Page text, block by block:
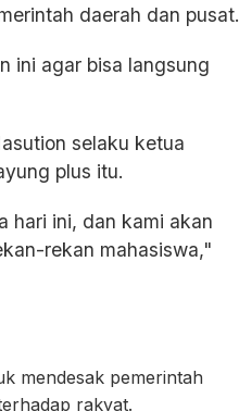
daerah dan pusat.
ini agar bisa langsung
selaku ketua
plus itu.
hari ini, dan kami akan
rekan mahasiswa,"
mendesak pemerintah
rakyat.